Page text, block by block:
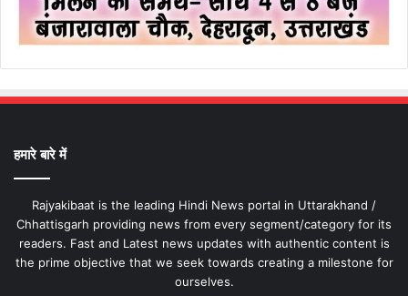
हमारे बारे में
Rajyakibaat is the leading Hindi News portal in Uttarakhand /
Chhattisgarh providing news from every segment/category for its
readers. Fast and Latest news updates with authentic content is
the prime objective that we seek towards creating a milestone for
ourselves.